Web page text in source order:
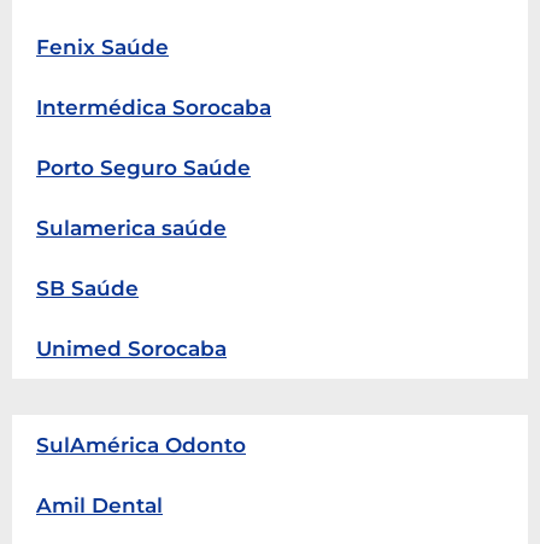
Fenix Saúde
Intermédica Sorocaba
Porto Seguro Saúde
Sulamerica saúde
SB Saúde
Unimed Sorocaba
SulAmérica Odonto
Amil Dental